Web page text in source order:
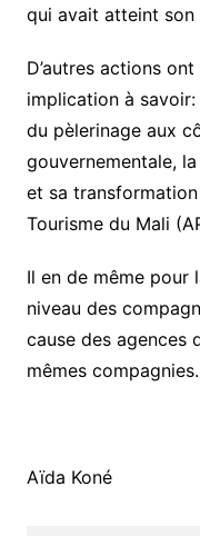
qui avait atteint son
D’autres actions
implication à
du pèlerinage aux
gouvernementale,
et sa
Tourisme du Mali
Il en de même pour
niveau des
cause des agences
mêmes compagnies.
Aïda Koné